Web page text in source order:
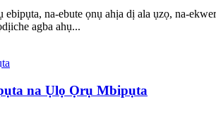
na-ebute ọnụ ahịa dị ala ụzọ, na-
agba ahụ...
na Ụlọ Ọrụ Mbipụta